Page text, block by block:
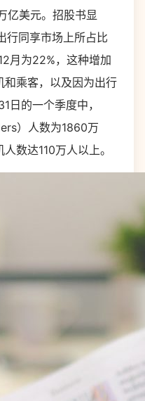
亿美元。招股书显
行同享市场上所占比
月为22%，这种增加
和乘客，以及因为出行
日的一个季度中，
）人数为1860万
数达110万人以上。